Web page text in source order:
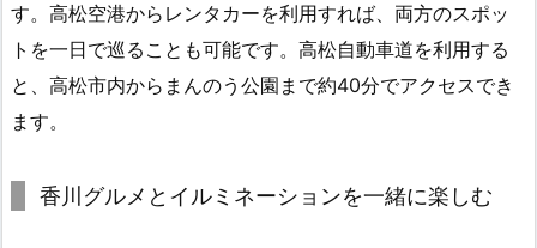
す。高松空港からレンタカーを利用すれば、両方のスポッ
トを一日で巡ることも可能です。高松自動車道を利用する
と、高松市内からまんのう公園まで約40分でアクセスでき
ます。
香川グルメとイルミネーションを一緒に楽しむ